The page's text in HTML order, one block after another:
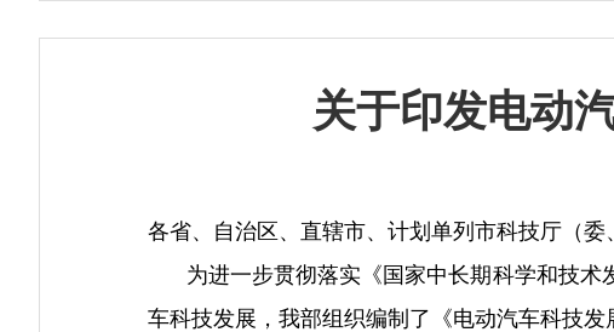
关于印发电动
各省、自治区、直辖市、计划单列市科技厅（
为进一步贯彻落实《国家中长期科学和技术
车科技发展，我部组织编制了《电动汽车科技